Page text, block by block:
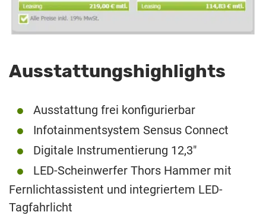
Ausstattungshighlights
Ausstattung frei konfigurierbar
Infotainmentsystem Sensus Connect
Digitale Instrumentierung 12,3″
LED-Scheinwerfer Thors Hammer mit
Fernlichtassistent und integriertem LED-
Tagfahrlicht